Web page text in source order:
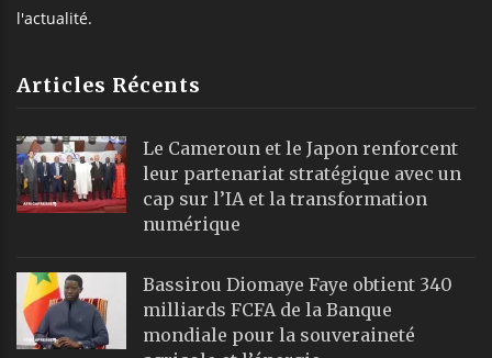
l'actualité.
Articles Récents
Le Cameroun et le Japon renforcent
leur partenariat stratégique avec un
cap sur l’IA et la transformation
numérique
Bassirou Diomaye Faye obtient 340
milliards FCFA de la Banque
mondiale pour la souveraineté